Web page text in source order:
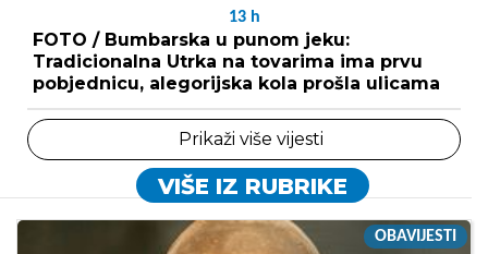
13 h
FOTO / Bumbarska u punom jeku:
Tradicionalna Utrka na tovarima ima prvu
pobjednicu, alegorijska kola prošla ulicama
Prikaži više vijesti
VIŠE IZ RUBRIKE
OBAVIJESTI